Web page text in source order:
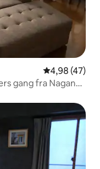
4,98 ud af 5 i
4,98 (47)
gang fra Nagano